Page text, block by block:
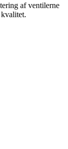
af ventilerne